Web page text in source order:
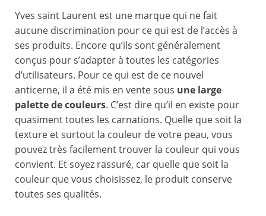
Yves saint Laurent est une marque qui ne fait
aucune discrimination pour ce qui est de l’accès à
ses produits. Encore qu’ils sont généralement
conçus pour s’adapter à toutes les catégories
d’utilisateurs. Pour ce qui est de ce nouvel
anticerne, il a été mis en vente sous une large
palette de couleurs. C’est dire qu’il en existe pour
quasiment toutes les carnations. Quelle que soit la
texture et surtout la couleur de votre peau, vous
pouvez très facilement trouver la couleur qui vous
convient. Et soyez rassuré, car quelle que soit la
couleur que vous choisissez, le produit conserve
toutes ses qualités.